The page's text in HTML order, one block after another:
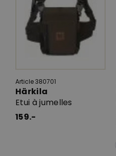
Article 380701
Härkila
Etui à jumelles
159.-